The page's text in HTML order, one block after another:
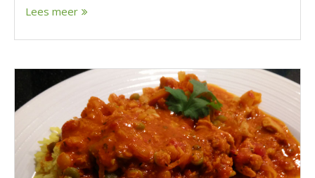
Lees meer